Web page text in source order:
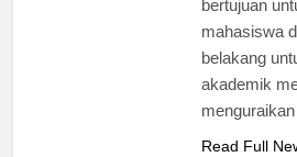
bertujuan
mahasiswa
belakang
akademik